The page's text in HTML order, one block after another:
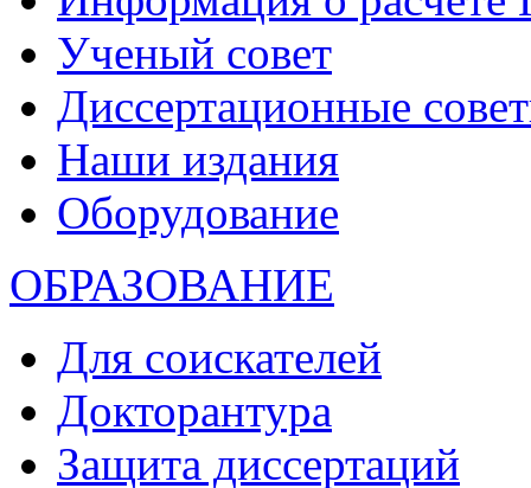
Ученый совет
Диссертационные
Наши издания
Оборудование
ОБРАЗОВАНИЕ
Для соискателей
Докторантура
Защита диссертаций